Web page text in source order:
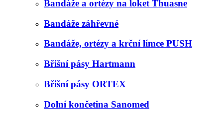
Bandáže a ortézy na loket Thuasne
Bandáže záhřevné
Bandáže, ortézy a krční límce PUSH
Břišní pásy Hartmann
Břišní pásy ORTEX
Dolní končetina Sanomed